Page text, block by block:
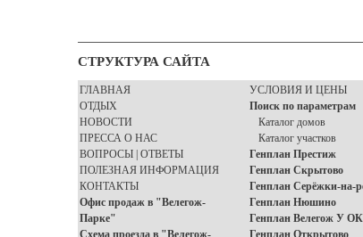
СТРУКТУРА САЙТА
ГЛАВНАЯ
ОТДЫХ
НОВОСТИ
ПРЕССА О НАС
ВОПРОСЫ | ОТВЕТЫ
ПОЛЕЗНАЯ ИНФОРМАЦИЯ
КОНТАКТЫ
Офис продаж в "Велегож-
Парке"
Схема проезда в "Велегож-
УСЛОВИЯ И ЦЕНЫ
Поиск по параметрам
Каталог домов
Каталог участков
Генплан Престиж
Генплан Скрытово
Генплан Серёжки-на-
Генплан Нюшино
Генплан Велегож У
Генплан Открытово